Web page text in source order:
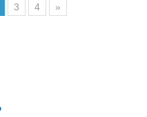
3 4 »